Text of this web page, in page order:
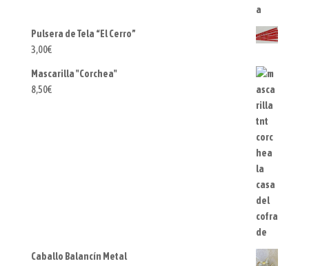
Pulsera de Tela “El Cerro”
3,00€
Mascarilla "Corchea"
8,50€
Caballo Balancín Metal